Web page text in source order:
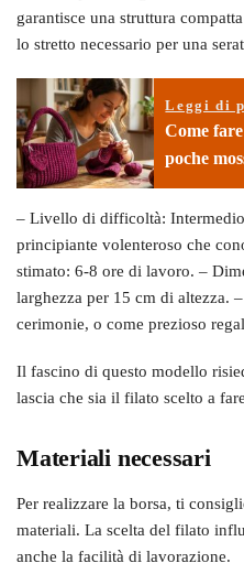
garantisce una struttura
lo stretto necessario per una
Leggi di
Come
poche
– Livello di difficoltà: Intermedio
principiante volenteroso che
stimato: 6-8 ore di lavoro. –
larghezza per 15 cm di altezza.
cerimonie, o come prezioso
Il fascino di questo modello
lascia che sia il filato scelto a
Materiali necessari
Per realizzare la borsa, ti
materiali. La scelta del filato
anche la facilità di lavorazione.